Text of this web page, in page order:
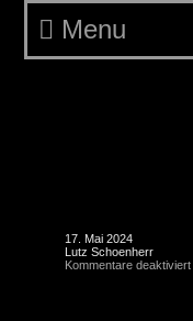
Menu
17. Mai 2024
Lutz Schoenherr
Kommentare deaktiviert